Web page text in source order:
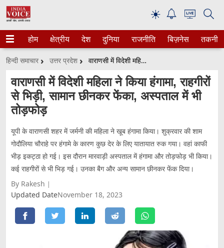
☀
होम क्षेत्रीय देश दुनिया राजनीति बिज़नेस तकनीक
हिन्दी समाचार उत्तर प्रदेश वाराणसी में विदेशी महिला ने किया हंगामा, राहगीरों से भिड़ी, सामान छीनकर फेंका, अस्पताल में भी तोड़फोड़
वाराणसी में विदेशी महिला ने किया हंगामा, राहगीरों
से भिड़ी, सामान छीनकर फेंका, अस्पताल में भी
तोड़फोड़
यूपी के वाराणसी शहर में जर्मनी की महिला ने खूब हंगामा किया। शुक्रवार की शाम
गोदौलिया चौराहे पर हंगामे के कारण कुछ देर के लिए यातायात रुक गया। वहां काफी
भीड़ इकट्ठा हो गई। इस दौरान मारवाड़ी अस्पताल में हंगामा और तोड़फोड़ भी किया।
कई राहगीरों से भी भिड़ गई। उनका बैग और अन्य सामान छीनकर फेंक दिया।
By Rakesh
Updated DateNovember 18, 2023